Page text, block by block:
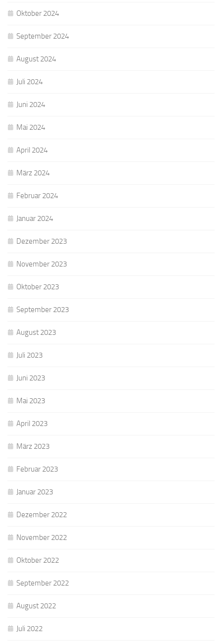
Oktober 2024
September 2024
August 2024
Juli 2024
Juni 2024
Mai 2024
April 2024
März 2024
Februar 2024
Januar 2024
Dezember 2023
November 2023
Oktober 2023
September 2023
August 2023
Juli 2023
Juni 2023
Mai 2023
April 2023
März 2023
Februar 2023
Januar 2023
Dezember 2022
November 2022
Oktober 2022
September 2022
August 2022
Juli 2022